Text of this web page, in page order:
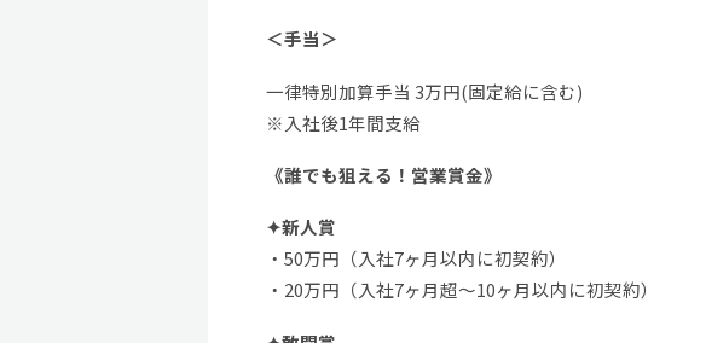
＜手当＞
一律特別加算手当 3万円(固定給に含む)
※入社後1年間支給
《誰でも狙える！営業賞金》
✦新人賞
・50万円（入社7ヶ月以内に初契約）
・20万円（入社7ヶ月超～10ヶ月以内に初契約）